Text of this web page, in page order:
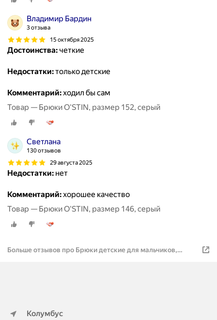
Владимир Бардин
3 отзыва
15 октября 2025
Достоинства: четкие
Недостатки:только детские
Комментарий:ходил бы сам
Товар — Брюки O'STIN, размер 152, серый
Светлана
130 отзывов
29 августа 2025
Недостатки: нет
Комментарий:хорошее качество
Товар — Брюки O'STIN, размер 146, серый
Больше отзывов про Брюки детские для мальчиков,
Колумбус